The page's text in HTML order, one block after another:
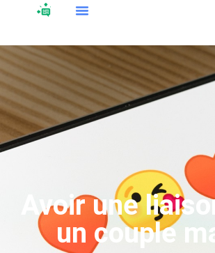
Avoir une
un couple